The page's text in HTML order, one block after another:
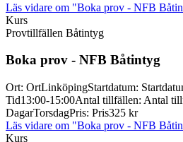
Läs vidare om "Boka prov - NFB
Kurs
Provtillfällen Båtintyg
Boka prov - NFB Båtintyg
Ort: OrtLinköpingStartdatum:
Tid13:00-15:00Antal tillfällen: Antal
DagarTorsdagPris: Pris325 kr
Läs vidare om "Boka prov - NFB
Kurs